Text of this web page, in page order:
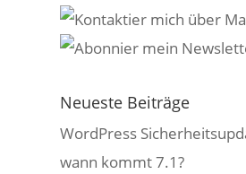
Neueste Beiträge
WordPress
wann kommt 7.1?